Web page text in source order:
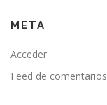
META
Acceder
Feed de comentarios